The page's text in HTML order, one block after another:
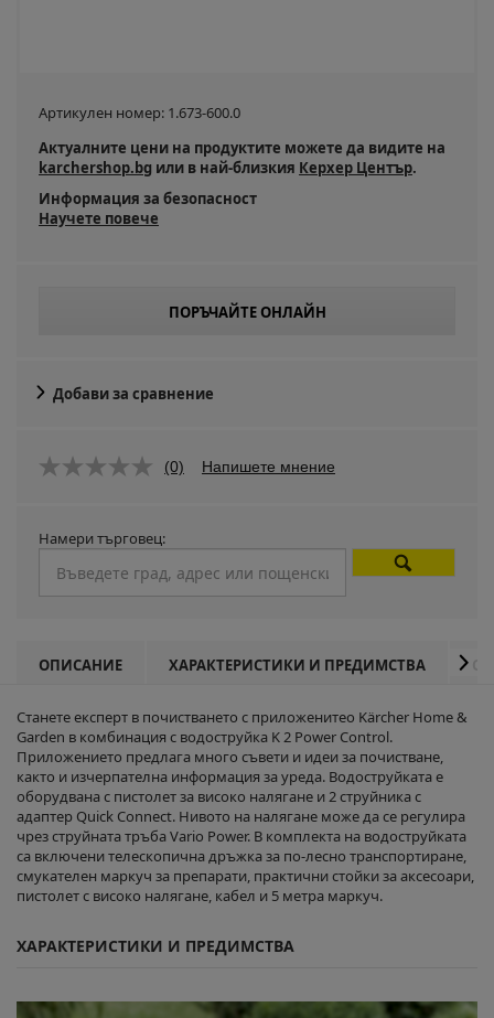
Артикулен номер: 1.673-600.0
Актуалните цени на продуктите можете да видите на
karchershop.bg или в най-близкия Керхер Център.
Информация за безопасност
Научете повече
ПОРЪЧАЙТЕ ОНЛАЙН
Добави за сравнение
(0) Напишете мнение
Намери търговец:
ОПИСАНИЕ ХАРАКТЕРИСТИКИ И ПРЕДИМСТВА
Станете експерт в почистването с приложенитео Kärcher Home &
Garden в комбинация с водоструйка K 2 Power Control.
Приложението предлага много съвети и идеи за почистване,
както и изчерпателна информация за уреда. Водоструйката е
оборудвана с пистолет за високо налягане и 2 струйника с
адаптер Quick Connect. Нивото на налягане може да се регулира
чрез струйната тръба Vario Power. В комплекта на водоструйката
са включени телескопична дръжка за по-лесно транспортиране,
смукателен маркуч за препарати, практични стойки за аксесоари,
пистолет с високо налягане, кабел и 5 метра маркуч.
ХАРАКТЕРИСТИКИ И ПРЕДИМСТВА